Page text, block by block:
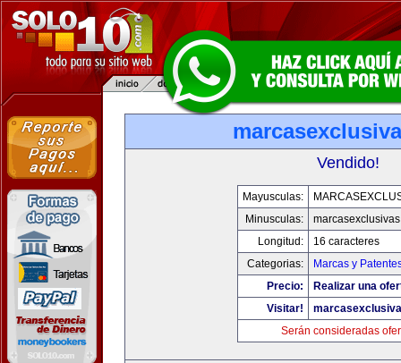
Vendido!
Mayusculas:
Minusculas:
Longitud:
16 caracteres
Categorias:
Marcas y
Precio:
Realizar una
Visitar!
Serán consideradas